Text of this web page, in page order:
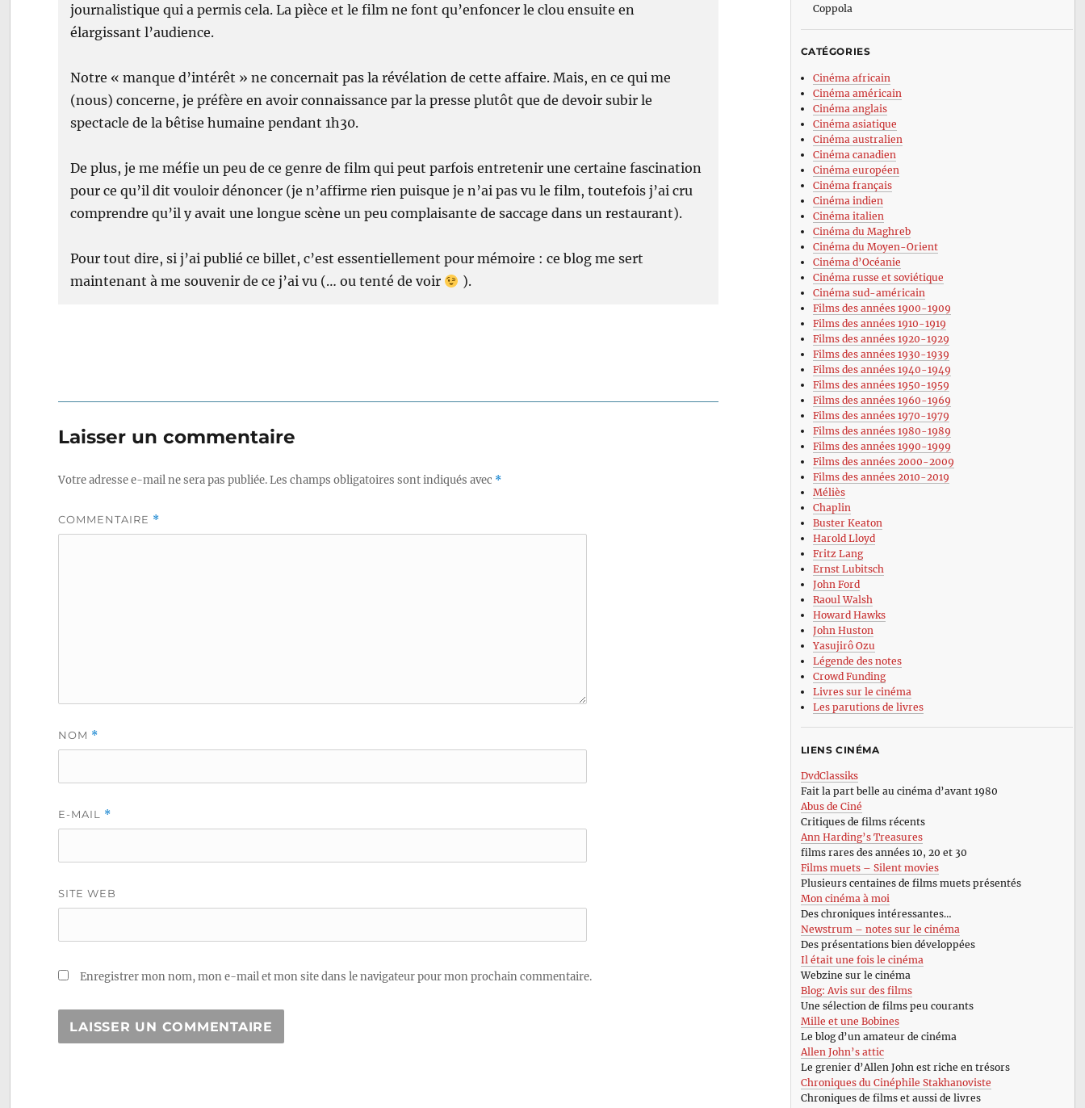
journalistique qui a permis cela. La pièce et le film ne font qu’enfoncer le clou ensuite en
élargissant l’audience.
Notre « manque d’intérêt » ne concernait pas la révélation de cette affaire. Mais, en ce qui me
(nous) concerne, je préfère en avoir connaissance par la presse plutôt que de devoir subir le
spectacle de la bêtise humaine pendant 1h30.
De plus, je me méfie un peu de ce genre de film qui peut parfois entretenir une certaine fascination
pour ce qu’il dit vouloir dénoncer (je n’affirme rien puisque je n’ai pas vu le film, toutefois j’ai cru
comprendre qu’il y avait une longue scène un peu complaisante de saccage dans un restaurant).
Pour tout dire, si j’ai publié ce billet, c’est essentiellement pour mémoire : ce blog me sert
maintenant à me souvenir de ce j’ai vu (… ou tenté de voir
).
Laisser un commentaire
Votre adresse e-mail ne sera pas publiée.Les champs obligatoires sont indiqués avec *
COMMENTAIRE *
NOM *
E-MAIL *
SITE WEB
Enregistrer mon nom, mon e-mail et mon site dans le navigateur pour mon prochain commentaire.
Coppola
CATÉGORIES
Cinéma africain
Cinéma américain
Cinéma anglais
Cinéma asiatique
Cinéma australien
Cinéma canadien
Cinéma européen
Cinéma français
Cinéma indien
Cinéma italien
Cinéma du Maghreb
Cinéma du Moyen-Orient
Cinéma d’Océanie
Cinéma russe et soviétique
Cinéma sud-américain
Films des années 1900-1909
Films des années 1910-1919
Films des années 1920-1929
Films des années 1930-1939
Films des années 1940-1949
Films des années 1950-1959
Films des années 1960-1969
Films des années 1970-1979
Films des années 1980-1989
Films des années 1990-1999
Films des années 2000-2009
Films des années 2010-2019
Méliès
Chaplin
Buster Keaton
Harold Lloyd
Fritz Lang
Ernst Lubitsch
John Ford
Raoul Walsh
Howard Hawks
John Huston
Yasujirô Ozu
Légende des notes
Crowd Funding
Livres sur le cinéma
Les parutions de livres
LIENS CINÉMA
DvdClassiks
Fait la part belle au cinéma d’avant 1980
Abus de Ciné
Critiques de films récents
Ann Harding’s Treasures
films rares des années 10, 20 et 30
Films muets – Silent movies
Plusieurs centaines de films muets présentés
Mon cinéma à moi
Des chroniques intéressantes…
Newstrum – notes sur le cinéma
Des présentations bien développées
Il était une fois le cinéma
Webzine sur le cinéma
Blog: Avis sur des films
Une sélection de films peu courants
Mille et une Bobines
Le blog d’un amateur de cinéma
Allen John’s attic
Le grenier d’Allen John est riche en trésors
Chroniques du Cinéphile Stakhanoviste
Chroniques de films et aussi de livres